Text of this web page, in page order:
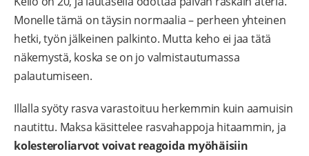
Monelle tämä on täysin normaalia – perheen yhteinen
hetki, työn jälkeinen palkinto. Mutta keho ei jaa tätä
näkemystä, koska se on jo valmistautumassa
palautumiseen.
Illalla syöty rasva varastoituu herkemmin kuin aamuisin
nautittu. Maksa käsittelee rasvahappoja hitaammin, ja
kolesteroliarvot voivat reagoida myöhäisiin